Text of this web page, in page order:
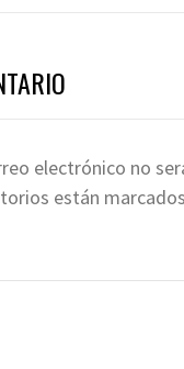
electrónico no
están